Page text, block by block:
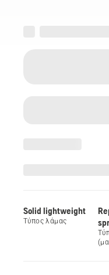
Solid lightweight
Τύπος λάμας